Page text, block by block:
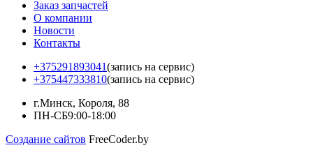
Заказ запчастей
О компании
Новости
Контакты
+375291893041(запись на сервис)
+375447333810(запись на сервис)
г.Минск, Короля, 88
ПН-СБ9:00-18:00
Создание сайтов FreeCoder.by